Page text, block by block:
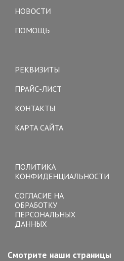
НОВОСТИ
ПОМОЩЬ
РЕКВИЗИТЫ
ПРАЙС-ЛИСТ
КОНТАКТЫ
КАРТА САЙТА
ПОЛИТИКА
КОНФИДЕНЦИАЛЬНОСТИ
СОГЛАСИЕ НА
ОБРАБОТКУ
ПЕРСОНАЛЬНЫХ
ДАННЫХ
Смотрите наши страницы